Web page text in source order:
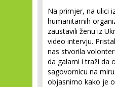
Na primjer, na ulici
humanitarnih
zaustavili ženu iz
video intervju.
nas stvorila
da galami i traži da
sagovornicu na
objasnimo kako je